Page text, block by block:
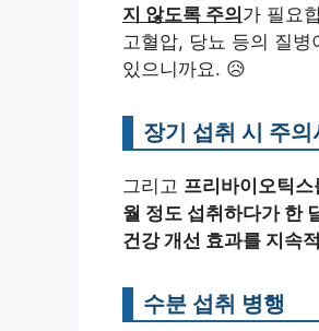
지 않도록 주의 가 필요
고혈압, 당뇨 등의 질
있으니까요. 😥
장기 섭취 시 주의
그리고 프리바이오틱스
월 정도 섭취하다가 한
건강 개선 효과를 지속
수분 섭취 병행